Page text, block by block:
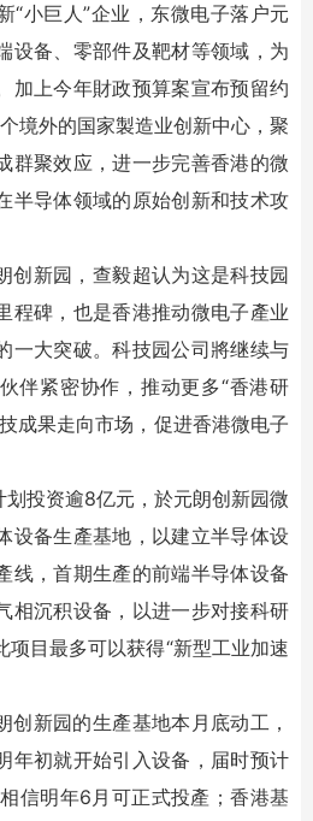
巨人”企业，东微电子落户元
设备、零部件及靶材等领域，为
加上今年財政预算案宣布预留约
境外的国家製造业创新中心，聚
群聚效应，进一步完善香港的微
半导体领域的原始创新和技术攻
新园，查毅超认为这是科技园
程碑，也是香港推动微电子產业
一大突破。科技园公司將继续与
伴紧密协作，推动更多“香港研
成果走向市场，促进香港微电子
投资逾8亿元，於元朗创新园微
设备生產基地，以建立半导体设
线，首期生產的前端半导体设备
相沉积设备，以进一步对接科研
项目最多可以获得“新型工业加速
新园的生產基地本月底动工，
年初就开始引入设备，届时预计
信明年6月可正式投產；香港基